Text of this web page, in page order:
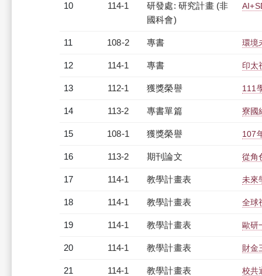
10 114-1
研發處: 研究計畫 (非
國科會)
11 108-2 專書 環境
12 114-1 專書 印太
13 112-1 獲獎榮譽 111
14 113-2 專書單篇 寮國
15 108-1 獲獎榮譽 107
16 113-2 期刊論文 從角
17 114-1 教學計畫表 未來
18 114-1 教學計畫表 全球
19 114-1 教學計畫表 歐研
20 114-1 教學計畫表 財金
21 114-1 教學計畫表 校共